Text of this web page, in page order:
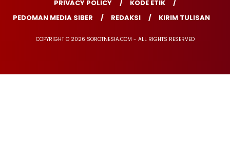
PRIVACY POLICY
KODE ETIK
PEDOMAN MEDIA SIBER
REDAKSI KIRIM TULISAN
COPYRIGHT © 2026 SOROTNESIA.COM - ALL RIGHTS RESERVED